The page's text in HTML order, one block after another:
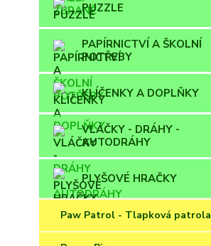
PUZZLE
PAPÍRNICTVÍ A ŠKOLNÍ
POTŘEBY
KLÍČENKY A DOPLŇKY
VLÁČKY - DRÁHY -
AUTODRÁHY
PLYŠOVÉ HRAČKY
Paw Patrol - Tlapková patrola